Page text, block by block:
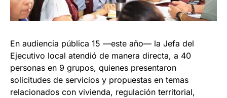
En audiencia pública 15 —este año— la Jefa del
Ejecutivo local atendió de manera directa, a 40
personas en 9 grupos, quienes presentaron
solicitudes de servicios y propuestas en temas
relacionados con vivienda, regulación territorial,